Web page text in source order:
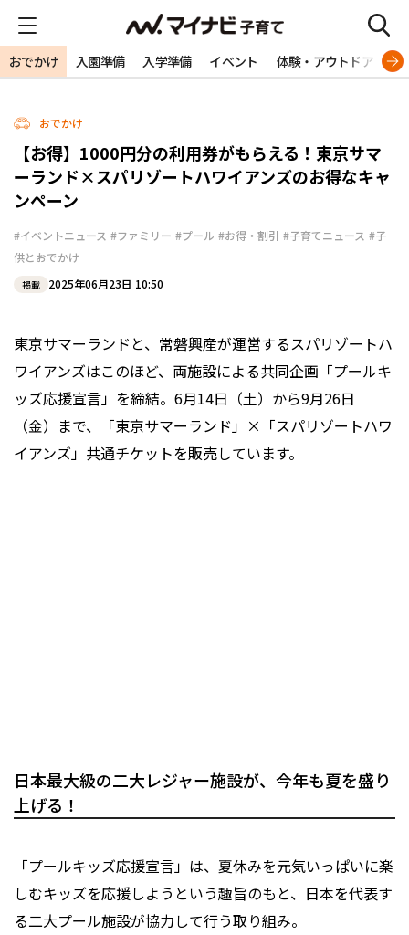
おでかけ 入園準備 入学準備 イベント 体験・アウトドア 旅
おでかけ
【お得】1000円分の利用券がもらえる！東京サマ
ーランド×スパリゾートハワイアンズのお得なキャ
ンペーン
#イベントニュース #ファミリー #プール #お得・割引 #子育てニュース #子
供とおでかけ
掲載 2025年06月23日 10:50
東京サマーランドと、常磐興産が運営するスパリゾートハ
ワイアンズはこのほど、両施設による共同企画「プールキ
ッズ応援宣言」を締結。6月14日（土）から9月26日
（金）まで、「東京サマーランド」×「スパリゾートハワ
イアンズ」共通チケットを販売しています。
日本最大級の二大レジャー施設が、今年も夏を盛り
上げる！
「プールキッズ応援宣言」は、夏休みを元気いっぱいに楽
しむキッズを応援しようという趣旨のもと、日本を代表す
る二大プール施設が協力して行う取り組み。